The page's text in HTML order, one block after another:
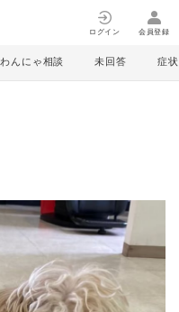
ログイン 会員登録
わんにゃ相談 未回答 症状